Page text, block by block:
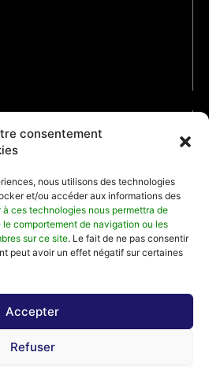
consentement
nous utilisons des technologies
et/ou accéder aux informations des
ces technologies nous permettra de
comportement de navigation ou les
sur ce site. Le fait de ne pas consentir
peut avoir un effet négatif sur certaines
Accepter
Refuser
Afrique
de Forbes Afrique et recevez
articles